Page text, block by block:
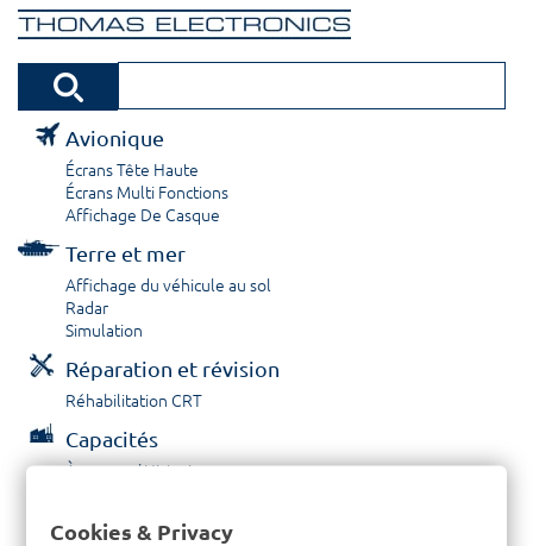
Avionique
Écrans Tête Haute
Écrans Multi Fonctions
Affichage De Casque
Terre et mer
Affichage du véhicule au sol
Radar
Simulation
Réparation et révision
Réhabilitation CRT
Capacités
À propos / Historique
Cookies & Privacy